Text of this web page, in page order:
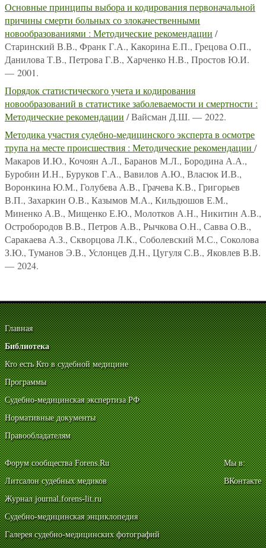
Основные принципы выбора и кодирования первоначальной
причины смерти больных со злокачественными
новообразованиями : Методические рекомендации /
Старинский В.В., Франк Г.А., Какорина Е.П., Грецова О.П.,
Данилова Т.В., Петрова Г.В., Харченко Н.В., Простов Ю.И.
— 2001.
Порядок статистического учета и кодирования
новообразований в статистике заболеваемости и смертности :
Методические рекомендации / Вайсман Д.Ш. — 2022.
Методика участия судебно-медицинского эксперта в осмотре
трупа на месте происшествия : Методические рекомендации /
Макаров И.Ю., Кочоян А.Л., Баранов М.Л., Бородина А.А.,
Буробин И.Н., Буруков Г.А., Вавилов А.Ю., Власюк И.В.,
Воронкина Ю.М., Голубева А.В., Грачева К.В., Григорьев
В.П., Захаркин О.В., Казымов М.А., Кильдюшов Е.М.,
Миненко А.В., Мищенко Е.Ю., Молотков А.Н., Никитин А.В.,
Остробородов В.В., Петров А.В., Рычкова О.Н., Савва О.В.,
Саракаева А.З., Скворцова Л.К., Соболевский М.С., Соколова
З.Ю., Туманов Э.В., Услонцев Д.Н., Цугуля С.В., Яковлев В.В.
— 2024.
Главная
Библиотека
Кто есть Кто в судебной медицине
Программы
Судебно-медицинская экспертиза РФ
Нормативные документы
Правообладателям
Форум сообщества Forens.Ru
Литсалон судебных медиков
Журнал journal.forens-lit.ru
Судебно-медицинская энциклопедия
Галерея судебно-медицинских фотографий
Мы в:
ВКонтакте